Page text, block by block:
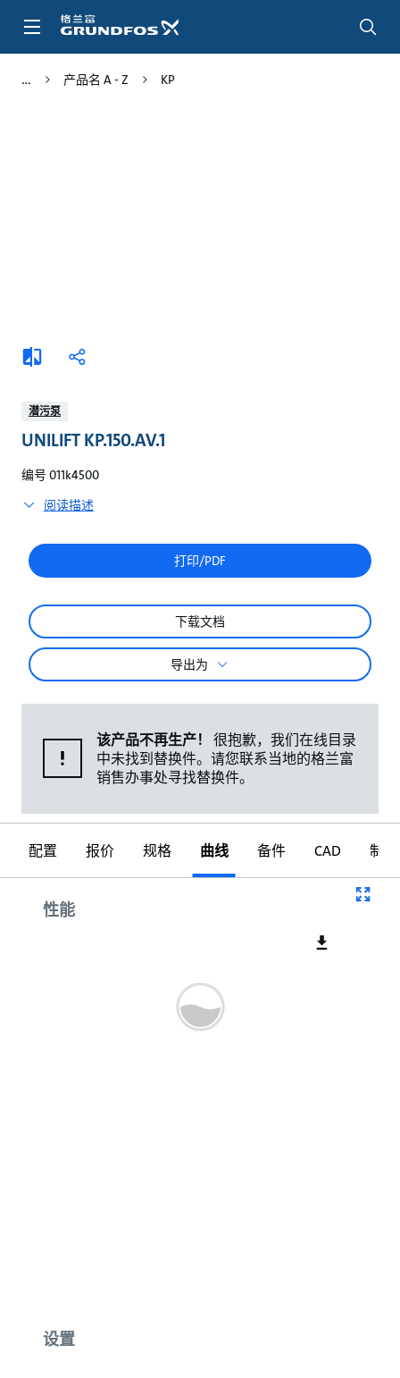
产品名 A - Z KP
添
加
较
分
潜污泵
UNILIFT KP.150.AV.1
编号 011k4500
阅读描述
打印/PDF
下载文档
导出为
该产品不再生产！
很抱歉，我们在线目录
中未找到替换件。请您联系当地的格兰富
销售办事处寻找替换件。
配置 报价 规格 曲线 备件 CAD 制图
性能
设置